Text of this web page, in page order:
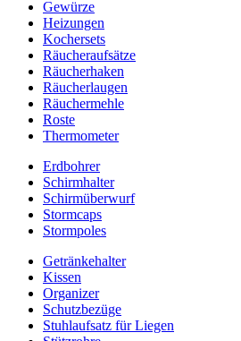
Gewürze
Heizungen
Kochersets
Räucheraufsätze
Räucherhaken
Räucherlaugen
Räuchermehle
Roste
Thermometer
Erdbohrer
Schirmhalter
Schirmüberwurf
Stormcaps
Stormpoles
Getränkehalter
Kissen
Organizer
Schutzbezüge
Stuhlaufsatz für Liegen